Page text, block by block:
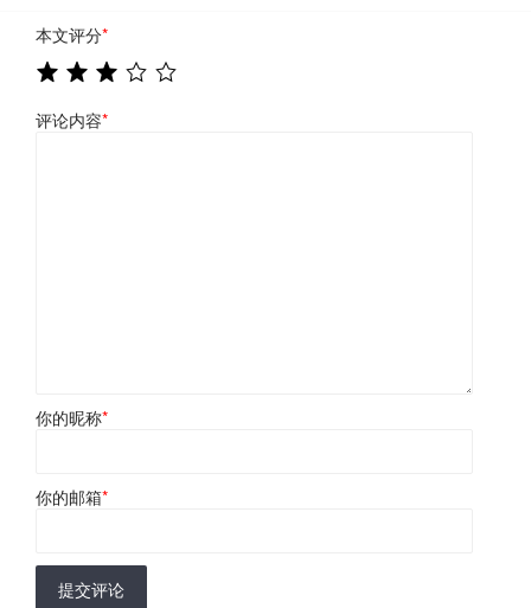
本文评分*
评论内容*
你的昵称*
你的邮箱*
提交评论